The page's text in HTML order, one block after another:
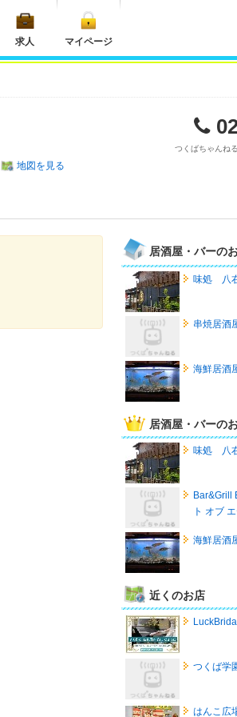
求人 マイページ
つくばちゃんね
地図を見る
居酒屋・バーの
味処 八
串焼居酒
海鮮居酒
居酒屋・バーの
味処 八
Bar&Grill
ト オブ エ
海鮮居酒
近くのお店
つくば学
はんこ広